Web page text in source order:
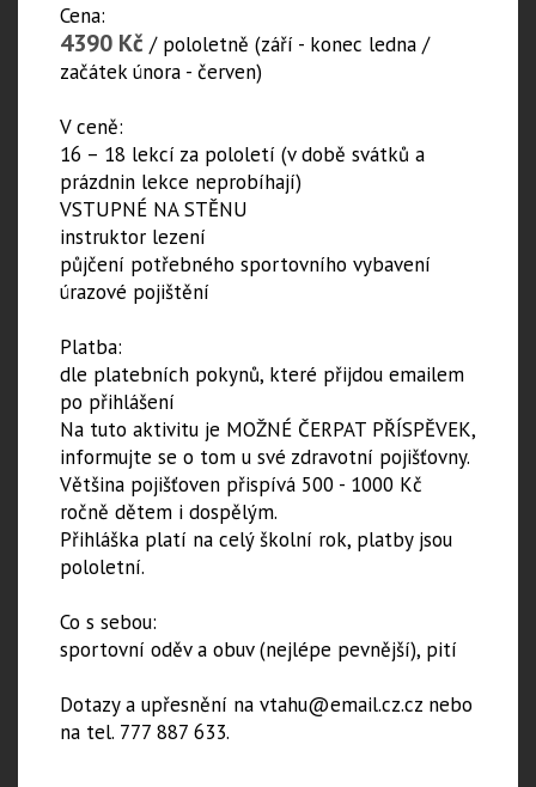
Cena:
4390 Kč / pololetně (září - konec ledna /
začátek února - červen)
V ceně:
16 – 18 lekcí za pololetí (v době svátků a
prázdnin lekce neprobíhají)
VSTUPNÉ NA STĚNU
instruktor lezení
půjčení potřebného sportovního vybavení
úrazové pojištění
Platba:
dle platebních pokynů, které přijdou emailem
po přihlášení
Na tuto aktivitu je MOŽNÉ ČERPAT PŘÍSPĚVEK,
informujte se o tom u své zdravotní pojišťovny.
Většina pojišťoven přispívá 500 - 1000 Kč
ročně dětem i dospělým.
​Přihláška platí na celý školní rok, platby jsou
pololetní.
Co s sebou:
sportovní oděv a obuv (nejlépe pevnější), pití
Dotazy a upřesnění na vtahu@email.cz.cz nebo
na tel. 777 887 633.